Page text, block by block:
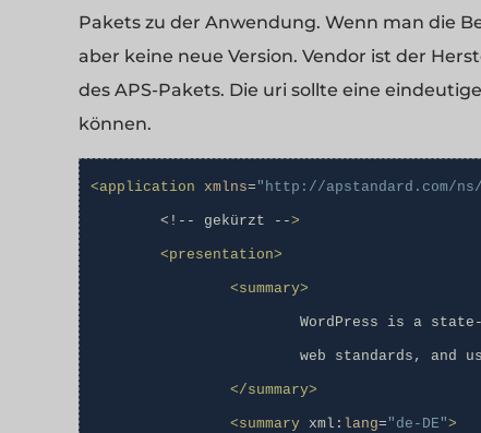
Pakets zu der Anwendung. Wenn man die
aber keine neue Version. Vendor ist der
des APS-Pakets. Die uri sollte eine
können.
<application xmlns= "http://apstandard.com/
	<!-- gekürzt --
>
<presentation>
<summary>
</summary>
<summary xml: lang= "de-DE">